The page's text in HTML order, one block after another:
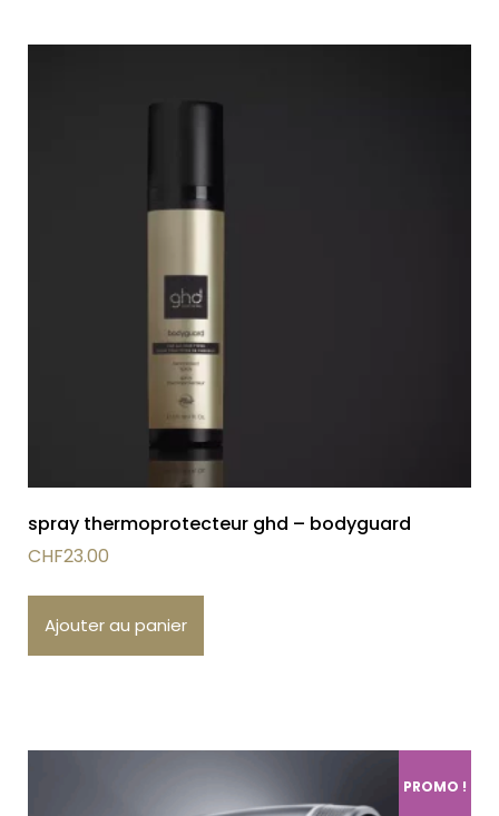
spray thermoprotecteur ghd – bodyguard
CHF23.00
Ajouter au panier
PROMO !